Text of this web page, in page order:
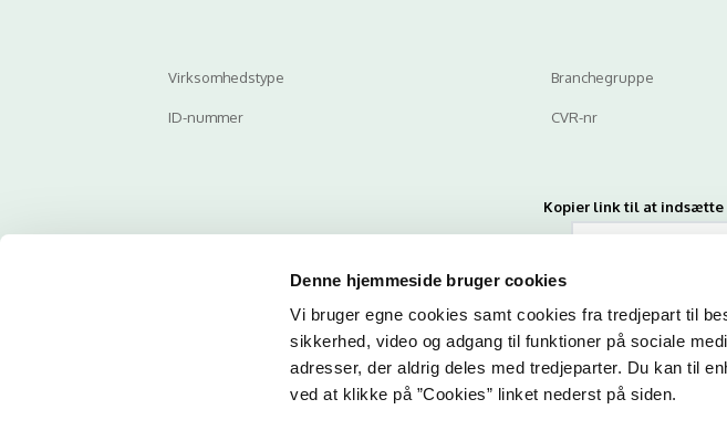
Denne hjemmeside bruger cookies
Vi bruger egne cookies samt cookies fra tredjepart til
sikkerhed, video og adgang til funktioner på sociale
adresser, der aldrig deles med tredjeparter. Du kan til
ved at klikke på ”Cookies” linket nederst på siden.
Virksomhedstype Branchegruppe
ID-nummer CVR-nr
Kopier link til at indsætte
Email
Her kan du indtaste din mail og